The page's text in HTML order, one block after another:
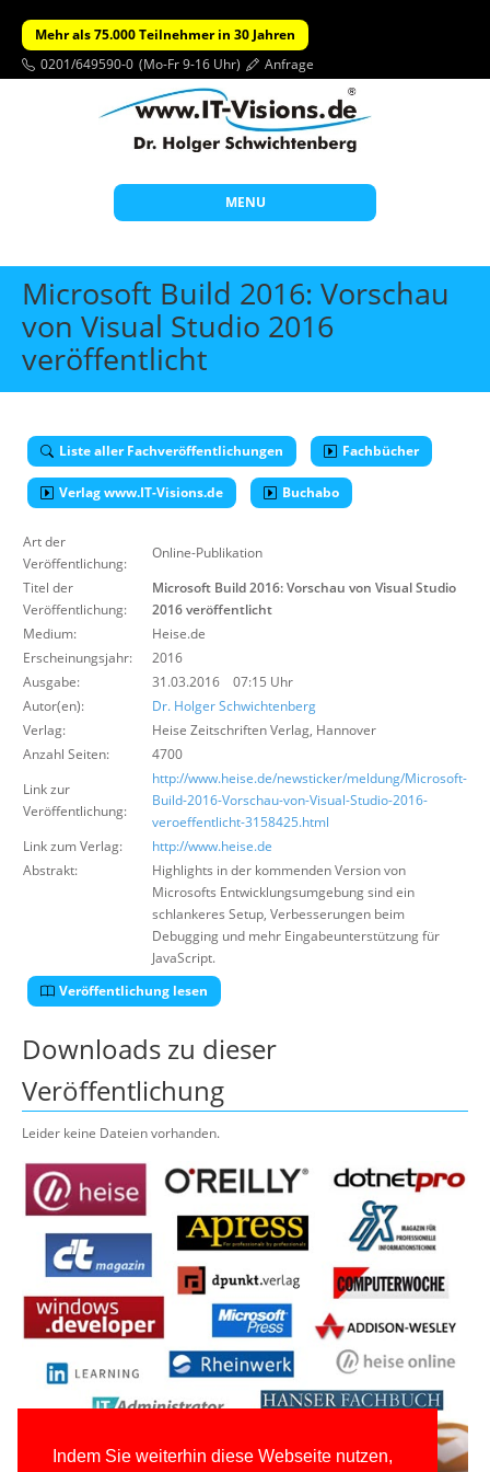
Indem Sie weiterhin diese Webseite nutzen,
Mehr als 75.000 Teilnehmer in 30 Jahren
0201/649590-0 (Mo-Fr 9-16 Uhr) Anfrage
MENU
Start
Themen
Beratung
Wissen
Über uns
Suche
Microsoft Build 2016: Vorschau
von Visual Studio 2016
veröffentlicht
Liste aller Fachveröffentlichungen Fachbücher
Verlag www.IT-Visions.de Buchabo
Art der
Veröffentlichung:
Online-Publikation
Titel der
Veröffentlichung:
Microsoft Build 2016: Vorschau von Visual Studio
2016 veröffentlicht
Medium:
Heise.de
Erscheinungsjahr:
2016
Ausgabe:
31.03.2016 07:15 Uhr
Autor(en):
Dr. Holger Schwichtenberg
Verlag:
Heise Zeitschriften Verlag, Hannover
Anzahl Seiten:
4700
Link zur
Veröffentlichung:
http://www.heise.de/newsticker/meldung/Microsoft-
Build-2016-Vorschau-von-Visual-Studio-2016-
veroeffentlicht-3158425.html
Link zum Verlag:
http://www.heise.de
Abstrakt:
Highlights in der kommenden Version von
Microsofts Entwicklungsumgebung sind ein
schlankeres Setup, Verbesserungen beim
Debugging und mehr Eingabeunterstützung für
JavaScript.
Veröffentlichung lesen
Downloads zu dieser
Veröffentlichung
Leider keine Dateien vorhanden.